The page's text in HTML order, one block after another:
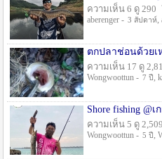
ความเห็น 6 ดู 290
aberenger - 3 สัปดาห์,
ตกปลาช่อนด้วยเ
ความเห็น 17 ดู
Wongwoottun - 7 ปี ,
Shore fishing @เ
ความเห็น 5 ดู 2,509
Wongwoottun - 5 ปี ,